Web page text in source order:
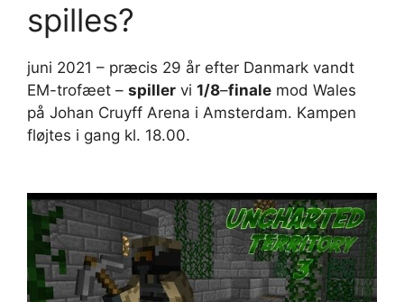
spilles?
juni 2021 – præcis 29 år efter Danmark vandt
EM-trofæet – spiller vi 1/8–finale mod Wales
på Johan Cruyff Arena i Amsterdam. Kampen
fløjtes i gang kl. 18.00.